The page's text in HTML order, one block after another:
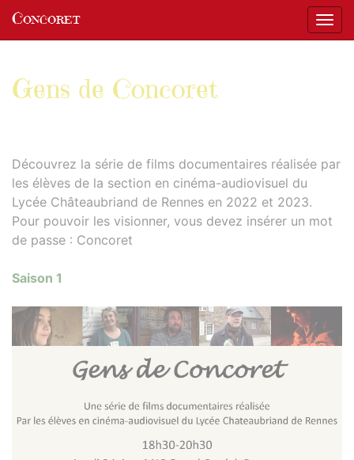
Concoret
Gens de Concoret
Découvrez la série de films documentaires réalisée par
les élèves de la section en cinéma-audiovisuel du
Lycée Châteaubriand de Rennes en 2022 et 2023.
Pour pouvoir les visionner, vous devez insérer un mot
de passe : Concoret
Saison 1
Panneau de gestion des cookies